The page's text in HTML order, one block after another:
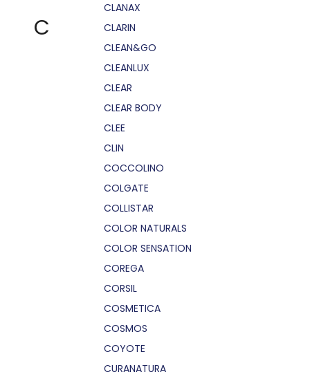
C
CLANAX
CLARIN
CLEAN&GO
CLEANLUX
CLEAR
CLEAR BODY
CLEE
CLIN
COCCOLINO
COLGATE
COLLISTAR
COLOR NATURALS
COLOR SENSATION
COREGA
CORSIL
COSMETICA
COSMOS
COYOTE
CURANATURA